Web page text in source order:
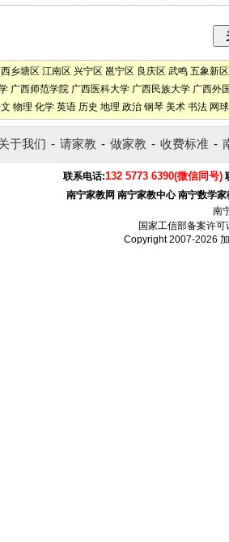
西乡塘区 江南区 兴宁区 邕宁区 良庆区 武鸣 五象新区
广西师范学院 广西医科大学 广西民族大学 广西外
物理 化学 英语 历史 地理 政治 钢琴 美术 书法 网球
于我们 - 请家教 - 做家教 - 收费标准 -
联系电话:132 5773 6390(微信同号)
南宁家教网 南宁家教中心 南宁数学家
南
国家工信部备案许可
Copyright 2007-2026